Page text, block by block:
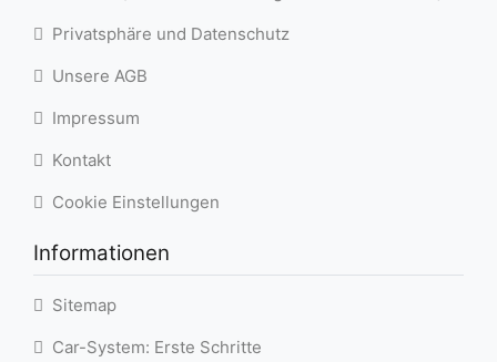
Privatsphäre und Datenschutz
Unsere AGB
Impressum
Kontakt
Cookie Einstellungen
Informationen
Sitemap
Car-System: Erste Schritte